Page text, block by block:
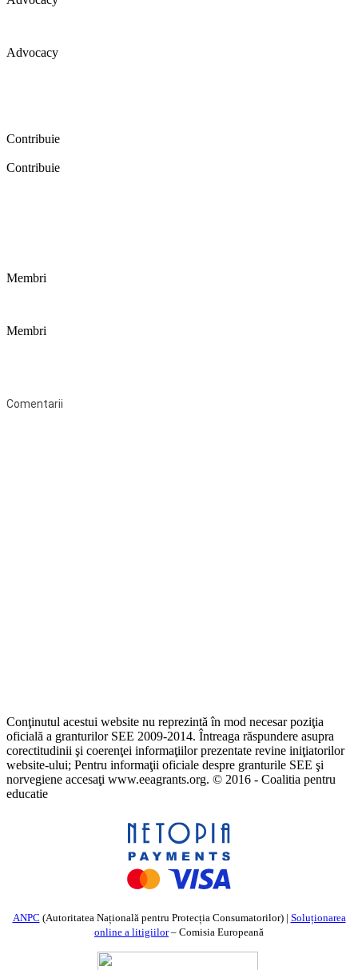
Advocacy
Contribuie
Contribuie
Membri
Membri
Comentarii
Conţinutul acestui website nu reprezintă în mod necesar poziţia
oficială a granturilor SEE 2009-2014. Întreaga răspundere asupra
corectitudinii şi coerenţei informaţiilor prezentate revine iniţiatorilor
website-ului; Pentru informaţii oficiale despre granturile SEE şi
norvegiene accesaţi www.eeagrants.org. © 2016 - Coalitia pentru
educatie
ANPC (Autoritatea Națională pentru Protecția Consumatorilor) | Soluționarea
online a litigiilor– Comisia Europeană